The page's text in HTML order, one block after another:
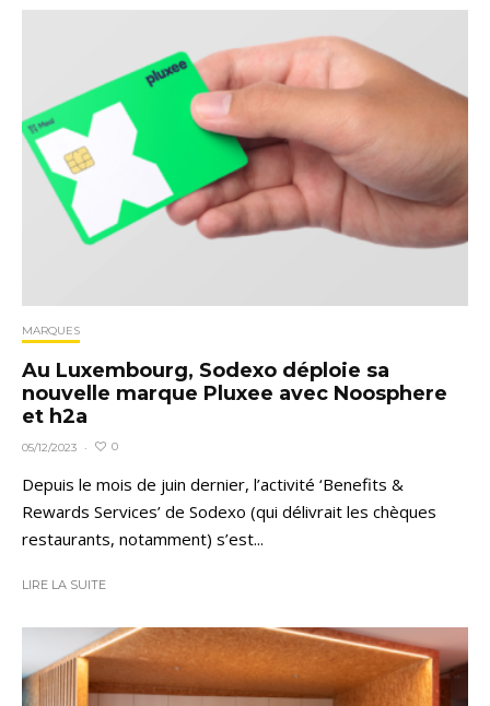
MARQUES
Au Luxembourg, Sodexo déploie sa
nouvelle marque Pluxee avec Noosphere
et h2a
05/12/2023 · 0
Depuis le mois de juin dernier, l’activité ‘Benefits &
Rewards Services’ de Sodexo (qui délivrait les chèques
restaurants, notamment) s’est...
LIRE LA SUITE